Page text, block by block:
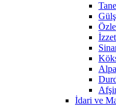
İdari ve